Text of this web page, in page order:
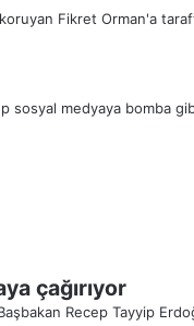
sosyal medyaya bomba
çağırıyor
Recep Tayyip